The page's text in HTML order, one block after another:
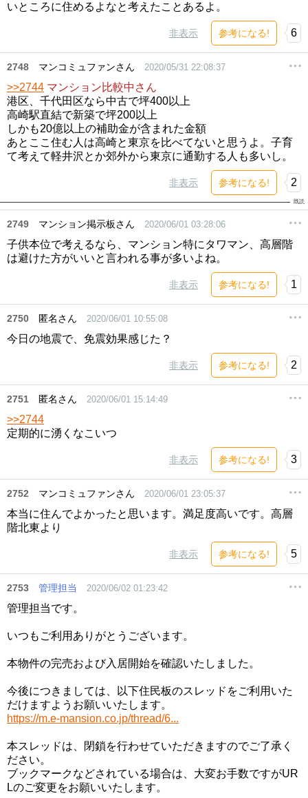
いところに住めるよなと考えたことあるよ。
非表示 参考になる! 6
2748 マンコミュファンさん 2020/05/31 22:08:37
>>2744 マンション比較中さん
港区、千代田区なら中古で坪400以上
高崎駅直結で新築で坪200以上
しかも20億以上の補助金が含まれた金額
あとここ住む人は高崎と東京を比べてないと思うよ。子育
て考えて軽井沢とか郊外から東京に通勤する人も多いし。
非表示 参考になる! 2
2749 マンション掲示板さん 2020/06/01 03:28:06
子供本位で考えるなら、マンション特にタワマン、高層階
は避けた方がいいと言われる事が多いよね。
非表示 参考になる! 1
2750 匿名さん 2020/06/01 10:55:08
今日の地震で、免震効果感じた？
非表示 参考になる! 2
2751 匿名さん 2020/06/01 15:14:49
>>2744
定期的に湧くなこいつ
非表示 参考になる! 3
2752 マンコミュファンさん 2020/06/01 23:05:37
本当に住んでよかったと思います。満足度高いです。高層
階北東より
非表示 参考になる! 5
2753 管理担当 2020/06/02 01:23:42
管理担当です。
いつもご利用ありがとうございます。
本物件の完売および入居開始を確認いたしました。
今後につきましては、以下住民板のスレッドをご利用いた
だけますようお願いいたします。
https://m.e-mansion.co.jp/thread/6...
本スレッドは、閉鎖を行わせていただきますのでご了承く
ださい。
ブックマークなどされている場合は、大変お手数ですがUR
Lのご変更をお願いいたします。